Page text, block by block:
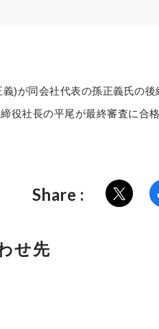
)が同会社代表の孫正義氏の
役社長の平尾が最終審査に合格
Share :
せ先